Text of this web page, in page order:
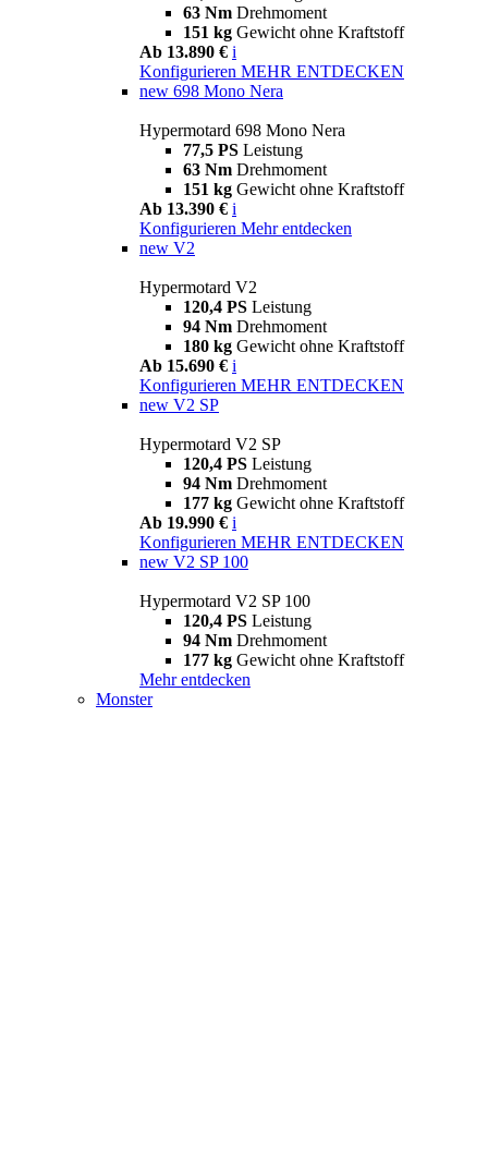
63 Nm Drehmoment
151 kg Gewicht ohne Kraftstoff
Ab 13.890 € i
Konfigurieren MEHR ENTDECKEN
new 698 Mono Nera
Hypermotard 698 Mono Nera
77,5 PS Leistung
63 Nm Drehmoment
151 kg Gewicht ohne Kraftstoff
Ab 13.390 € i
Konfigurieren Mehr entdecken
new V2
Hypermotard V2
120,4 PS Leistung
94 Nm Drehmoment
180 kg Gewicht ohne Kraftstoff
Ab 15.690 € i
Konfigurieren MEHR ENTDECKEN
new V2 SP
Hypermotard V2 SP
120,4 PS Leistung
94 Nm Drehmoment
177 kg Gewicht ohne Kraftstoff
Ab 19.990 € i
Konfigurieren MEHR ENTDECKEN
new V2 SP 100
Hypermotard V2 SP 100
120,4 PS Leistung
94 Nm Drehmoment
177 kg Gewicht ohne Kraftstoff
Mehr entdecken
Monster